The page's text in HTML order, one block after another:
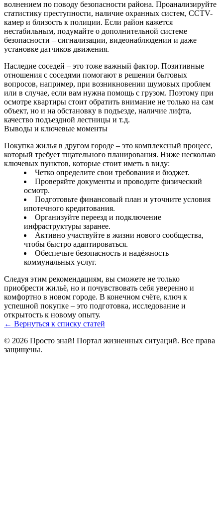
волнением по поводу безопасности района. Проанализируйте
статистику преступности, наличие охранных систем, CCTV-
камер и близость к полиции. Если район кажется
нестабильным, подумайте о дополнительной системе
безопасности – сигнализации, видеонаблюдении и даже
установке датчиков движения.
Наследие соседей – это тоже важный фактор. Позитивные
отношения с соседями помогают в решении бытовых
вопросов, например, при возникновении шумовых проблем
или в случае, если вам нужна помощь с грузом. Поэтому при
осмотре квартиры стоит обратить внимание не только на сам
объект, но и на обстановку в подъезде, наличие лифта,
качество подъездной лестницы и т.д.
Выводы и ключевые моменты
Покупка жилья в другом городе – это комплексный процесс,
который требует тщательного планирования. Ниже несколько
ключевых пунктов, которые стоит иметь в виду:
Четко определите свои требования и бюджет.
Проверяйте документы и проводите физический
осмотр.
Подготовьте финансовый план и уточните условия
ипотечного кредитования.
Организуйте переезд и подключение
инфраструктуры заранее.
Активно участвуйте в жизни нового сообщества,
чтобы быстро адаптироваться.
Обеспечьте безопасность и надёжность
коммунальных услуг.
Следуя этим рекомендациям, вы сможете не только
приобрести жильё, но и почувствовать себя уверенно и
комфортно в новом городе. В конечном счёте, ключ к
успешной покупке – это подготовка, исследование и
открытость к новому опыту.
← Вернуться к списку статей
© 2026 Просто знай! Портал жизненных ситуаций. Все права
защищены.